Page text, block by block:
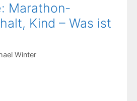
Marathon-
Kind – Was ist
Winter